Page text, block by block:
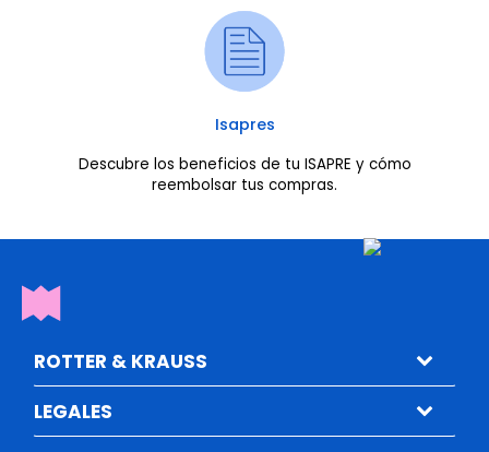
Isapres
Descubre los beneficios de tu ISAPRE y cómo
reembolsar tus compras.
ROTTER & KRAUSS
LEGALES